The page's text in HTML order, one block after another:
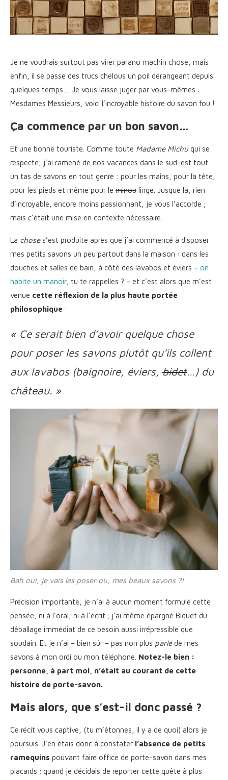
Je ne voudrais surtout pas virer parano machin chose, mais
enfin, il se passe des trucs chelous un poil dérangeant depuis
quelques temps… Je vous laisse juger par vous-mêmes :
Mesdames Messieurs, voici l’incroyable histoire du savon fou !
Ça commence par un bon savon…
Et une bonne touriste. Comme toute Madame Michu qui se
respecte, j’ai ramené de nos vacances dans le sud-est tout
un tas de savons en tout genre : pour les mains, pour la tête,
pour les pieds et même pour le minou linge. Jusque là, rien
d’incroyable, encore moins passionnant, je vous l’accorde ;
mais c’était une mise en contexte nécessaire.
La choses’est produite après que j’ai commencé à disposer
mes petits savons un peu partout dans la maison : dans les
douches et salles de bain, à côté des lavabos et éviers – on
habite un manoir, tu te rappelles ? – et c’est alors que m’est
venue cette réflexion de la plus haute portée
philosophique :
« Ce serait bien d’avoir quelque chose
pour poser les savons plutôt qu’ils collent
aux lavabos (baignoire, éviers, bidet…) du
château. »
Bah oui, je vais les poser où, mes beaux savons ?!
Précision importante, je n’ai à aucun moment formulé cette
pensée, ni à l’oral, ni à l’écrit ; j’ai même épargné Biquet du
déballage immédiat de ce besoin aussi irrépressible que
soudain. Et je n’ai – bien sûr – pas non plus parléde mes
savons à mon ordi ou mon téléphone. Notez-le bien :
personne, à part moi, n’était au courant de cette
histoire de porte-savon.
Mais alors, que s’est-il donc passé ?
Ce récit vous captive, (tu m’étonnes, il y a de quoi) alors je
poursuis. J’en étais donc à constater l’absence de petits
ramequins pouvant faire office de porte-savon dans mes
placards ; quand je décidais de reporter cette quête à plus